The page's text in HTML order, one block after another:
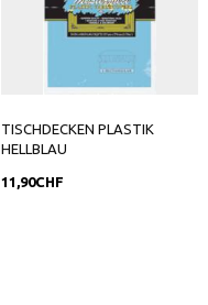
TISCHDECKEN PLASTIK
HELLBLAU
11,90CHF